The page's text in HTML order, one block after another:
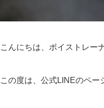
こんにちは、ボイストレー
この度は、公式LINEのペー